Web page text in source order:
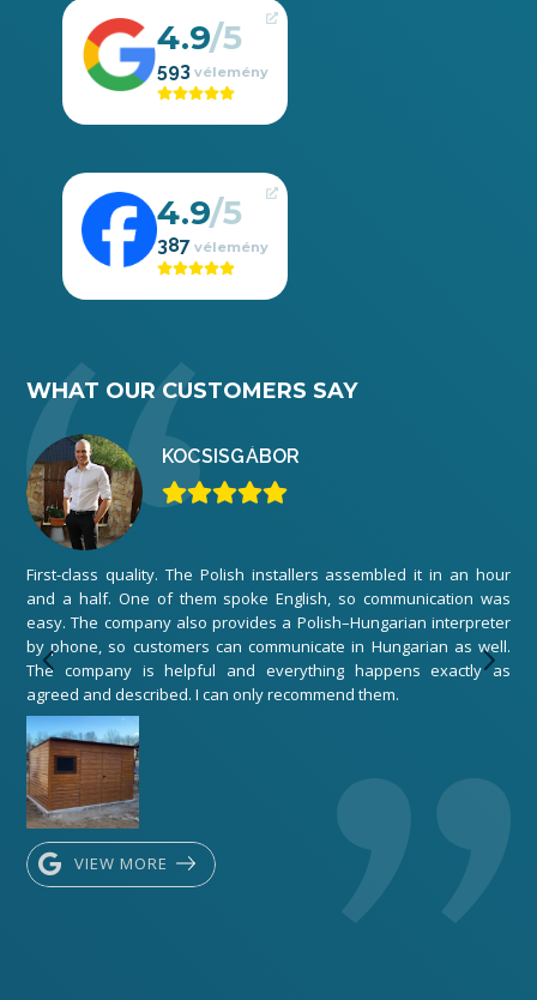
4.9
593
4.9
387
WHAT OUR CUSTOMERS SAY
KOCSISGÁBOR
First-class quality. The Polish installers assembled it in an hour
and a half. One of them spoke English, so communication was
easy. The company also provides a Polish–Hungarian interpreter
by phone, so customers can communicate in Hungarian as well.
The company is helpful and everything happens exactly as
agreed and described. I can only recommend them.
VIEW MORE